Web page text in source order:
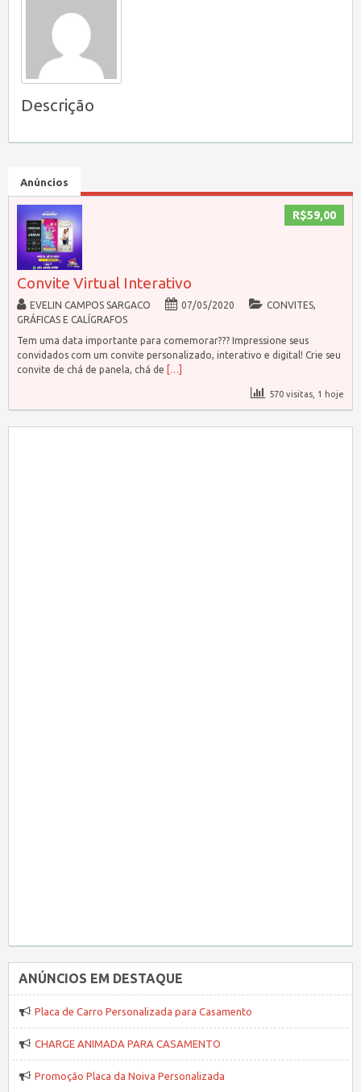
Descrição
Anúncios
R$59,00
Convite Virtual Interativo
EVELIN CAMPOS SARGACO 07/05/2020
CONVITES,
GRÁFICAS E CALÍGRAFOS
Tem uma data importante para comemorar??? Impressione seus
convidados com um convite personalizado, interativo e digital! Crie seu
convite de chá de panela, chá de
[…]
570 visitas, 1 hoje
ANÚNCIOS EM DESTAQUE
Placa de Carro Personalizada para Casamento
CHARGE ANIMADA PARA CASAMENTO
Promoção Placa da Noiva Personalizada